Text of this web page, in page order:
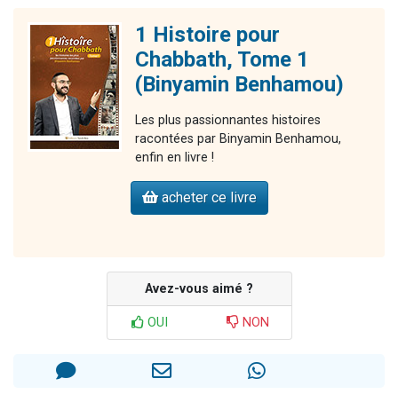
1 Histoire pour
Chabbath, Tome 1
(Binyamin Benhamou)
Les plus passionnantes histoires
racontées par Binyamin Benhamou,
enfin en livre !
acheter ce livre
Avez-vous aimé ?
OUI NON